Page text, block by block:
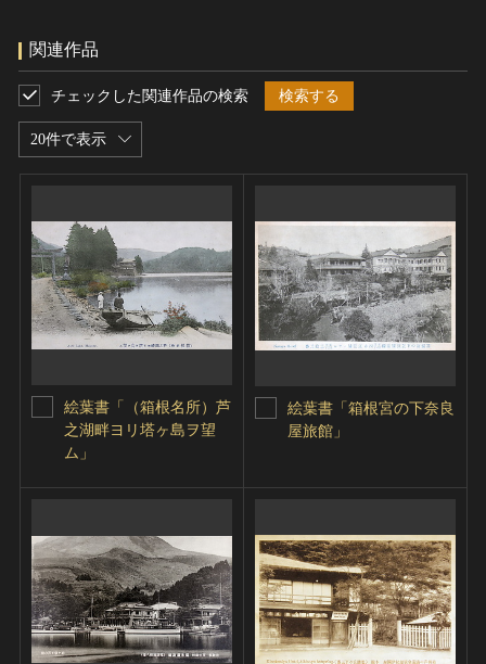
関連作品
20件で表示
チェックした関連作品の検索 検索する
絵葉書「（箱根名所）芦
之湖畔ヨリ塔ヶ島ヲ望
ム」
絵葉書「箱根宮の下奈良
屋旅館」